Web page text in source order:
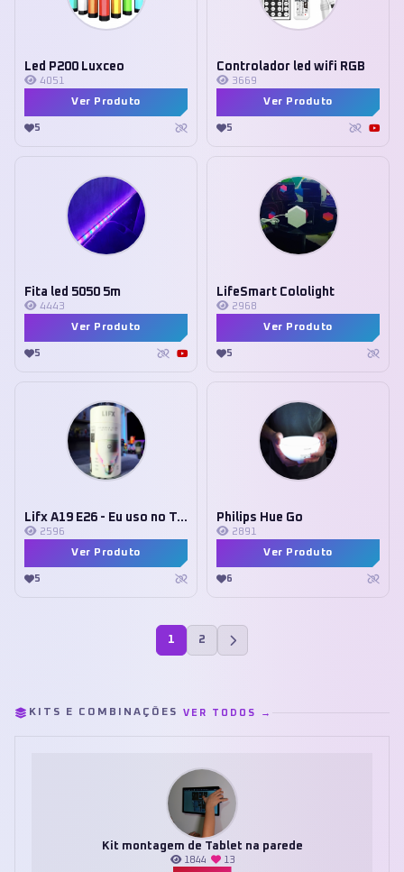
Led P200 Luxceo
4051
Ver Produto
5
Controlador led wifi RGB
3669
Ver Produto
5
Fita led 5050 5m
4443
Ver Produto
5
LifeSmart Cololight
2968
Ver Produto
5
Lifx A19 E26 - Eu uso no Teto
2596
Ver Produto
5
Philips Hue Go
2891
Ver Produto
6
1 2
KITS E COMBINAÇÕES VER TODOS →
Kit montagem de Tablet na parede
1844
13